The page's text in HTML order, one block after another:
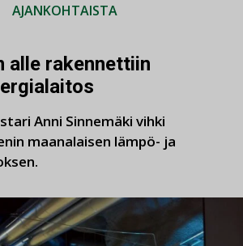
AJANKOHTAISTA
alle rakennettiin
Anni Sinnemäki vihki
maanalaisen lämpö- ja